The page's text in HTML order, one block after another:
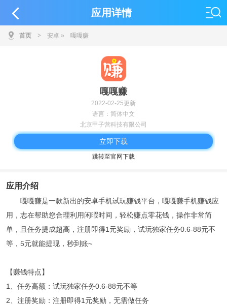
应用详情
首页 > 安卓 » 嘎嘎赚
嘎嘎赚
2022-02-25更新
语言：简体中文
北京甲子营科技有限公司
立即下载
跳转至官网下载
应用介绍
嘎嘎赚是一款新出的安卓手机试玩赚钱平台，嘎嘎赚手机赚钱应
用，志在帮助您合理利用闲暇时间，轻松赚点零花钱，操作非常简
单，且任务提成超高，注册即得1元奖励，试玩独家任务0.6-88元不
等，5元就能提现，秒到账~
【赚钱特点】
1、任务高额：试玩独家任务0.6-88元不等
2、注册奖励：注册即得1元奖励，无需做任务